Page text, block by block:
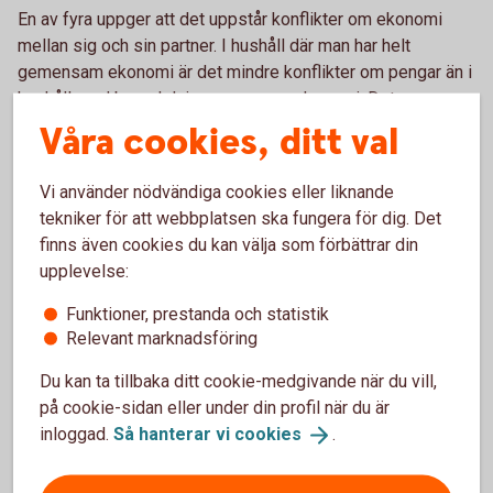
En av fyra uppger att det uppstår konflikter om ekonomi
mellan sig och sin partner. I hushåll där man har helt
gemensam ekonomi är det mindre konflikter om pengar än i
hushåll med bara delvis gemensam ekonomi. Detsamma
gäller för hushåll där man delar lika på småutgifterna, det
vill säga småinköp av till exempel vantar till barnen och
kvinnor uppger att de i större utsträckning än männen
betalar mer av.
– Försök att även dela på alla småutgifterna, man kan till
man använder till den här typen av inköp. På så sätt kan man
slippa onödigt tjat och konflikter om pengar hemma, säger
Madelén Falkenhäll.
Våra cookies, ditt val
Vi använder nödvändiga cookies eller liknande
tekniker för att webbplatsen ska fungera för dig. Det
finns även cookies du kan välja som förbättrar din
upplevelse:
Funktioner, prestanda och statistik
Relevant marknadsföring
Du kan ta tillbaka ditt cookie-medgivande när du vill,
på cookie-sidan eller under din profil när du är
inloggad. Så hanterar vi cookies .